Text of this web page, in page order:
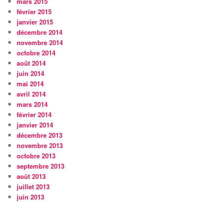
février 2015
janvier 2015
décembre 2014
novembre 2014
octobre 2014
août 2014
juin 2014
mai 2014
avril 2014
mars 2014
février 2014
janvier 2014
décembre 2013
novembre 2013
octobre 2013
septembre 2013
août 2013
juillet 2013
juin 2013